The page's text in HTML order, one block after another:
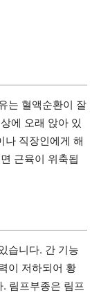
는 혈액순환이 잘
에 오래 앉아 있
나 직장인에게 해
근육이 위축됩
습니다. 간 기능
이 저하되어 황
림프부종은 림프